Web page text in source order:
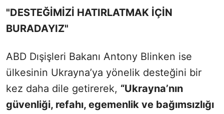
"DESTEĞİMİZİ HATIRLATMAK İÇİN
BURADAYIZ"
ABD Dışişleri Bakanı Antony Blinken ise
ülkesinin Ukrayna’ya yönelik desteğini bir
kez daha dile getirerek, “Ukrayna’nın
güvenliği, refahı, egemenlik ve bağımsızlığı